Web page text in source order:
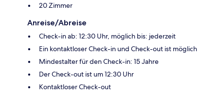
20 Zimmer
Anreise/Abreise
Check-in ab: 12:30 Uhr, möglich bis: jederzeit
Ein kontaktloser Check-in und Check-out ist möglich
Mindestalter für den Check-in: 15 Jahre
Der Check-out ist um 12:30 Uhr
Kontaktloser Check-out